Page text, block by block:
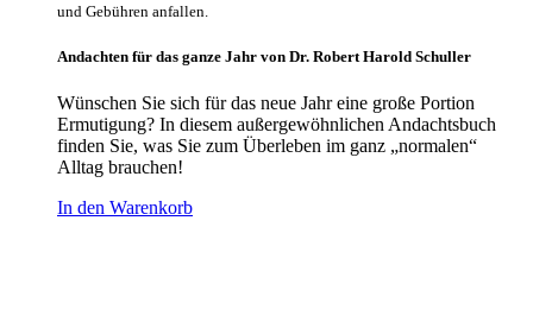
und Gebühren anfallen.
Andachten für das ganze Jahr von Dr. Robert Harold Schuller
Wünschen Sie sich für das neue Jahr eine große Portion
Ermutigung? In diesem außergewöhnlichen Andachtsbuch
finden Sie, was Sie zum Überleben im ganz „normalen“
Alltag brauchen!
In den Warenkorb